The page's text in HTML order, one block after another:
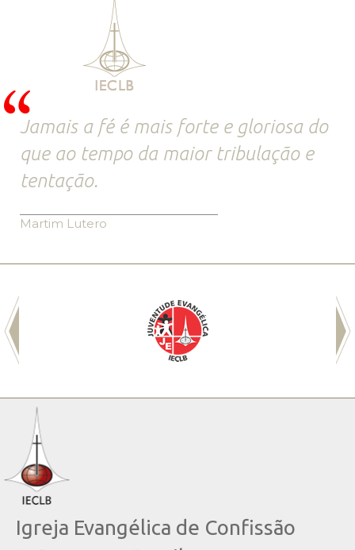
Jamais a fé é mais forte e gloriosa do
que ao tempo da maior tribulação e
tentação.
Martim Lutero
Igreja Evangélica de Confissão